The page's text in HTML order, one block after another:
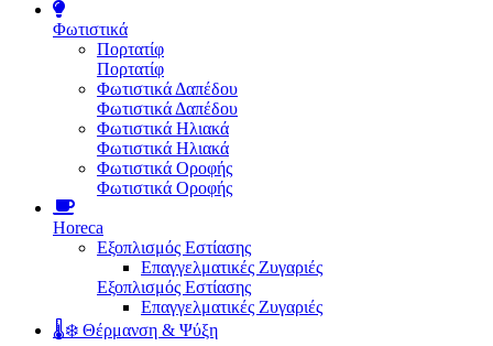
Φωτιστικά
Πορτατίφ
Πορτατίφ
Φωτιστικά Δαπέδου
Φωτιστικά Δαπέδου
Φωτιστικά Ηλιακά
Φωτιστικά Ηλιακά
Φωτιστικά Οροφής
Φωτιστικά Οροφής
Horeca
Εξοπλισμός Εστίασης
Επαγγελματικές Ζυγαριές
Εξοπλισμός Εστίασης
Επαγγελματικές Ζυγαριές
🌡️❄️ Θέρμανση & Ψύξη